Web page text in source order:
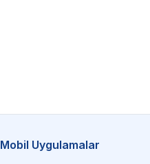
Mobil Uygulamalar